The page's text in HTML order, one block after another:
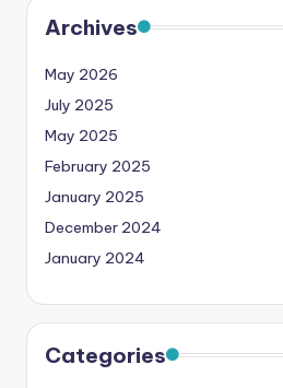
Archives
May 2026
July 2025
May 2025
February 2025
January 2025
December 2024
January 2024
Categories